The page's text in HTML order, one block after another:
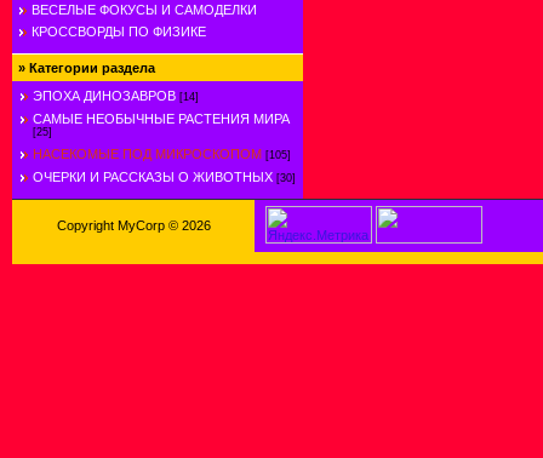
ВЕСЕЛЫЕ ФОКУСЫ И САМОДЕЛКИ
КРОССВОРДЫ ПО ФИЗИКЕ
» Категории раздела
ЭПОХА ДИНОЗАВРОВ [14]
САМЫЕ НЕОБЫЧНЫЕ РАСТЕНИЯ МИРА
[25]
НАСЕКОМЫЕ ПОД МИКРОСКОПОМ [105]
ОЧЕРКИ И РАССКАЗЫ О ЖИВОТНЫХ [30]
Copyright MyCorp © 2026